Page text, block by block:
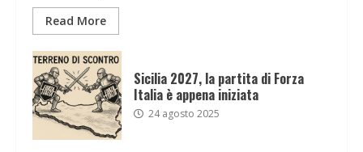
Read More
Sicilia 2027, la partita di Forza
Italia è appena iniziata
24 agosto 2025